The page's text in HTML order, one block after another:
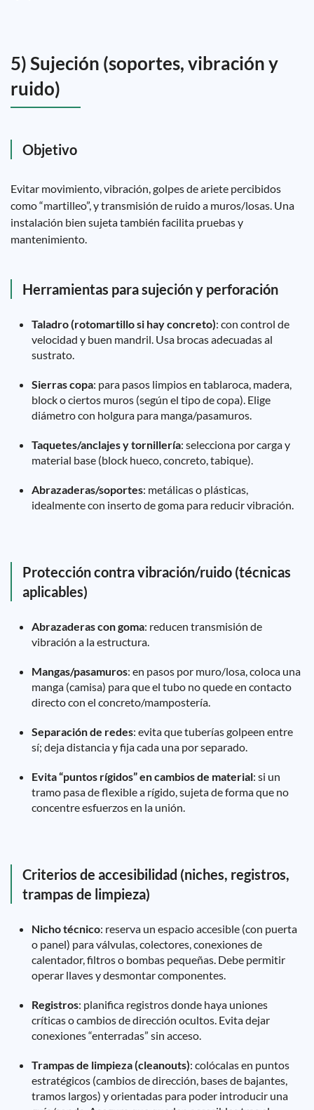
5) Sujeción (soportes, vibración y
ruido)
Objetivo
Evitar movimiento, vibración, golpes de ariete percibidos
como “martilleo”, y transmisión de ruido a muros/losas. Una
instalación bien sujeta también facilita pruebas y
mantenimiento.
Herramientas para sujeción y perforación
Taladro (rotomartillo si hay concreto): con control de
velocidad y buen mandril. Usa brocas adecuadas al
sustrato.
Sierras copa: para pasos limpios en tablaroca, madera,
block o ciertos muros (según el tipo de copa). Elige
diámetro con holgura para manga/pasamuros.
Taquetes/anclajes y tornillería: selecciona por carga y
material base (block hueco, concreto, tabique).
Abrazaderas/soportes: metálicas o plásticas,
idealmente con inserto de goma para reducir vibración.
Protección contra vibración/ruido (técnicas
aplicables)
Abrazaderas con goma: reducen transmisión de
vibración a la estructura.
Mangas/pasamuros: en pasos por muro/losa, coloca una
manga (camisa) para que el tubo no quede en contacto
directo con el concreto/mampostería.
Separación de redes: evita que tuberías golpeen entre
sí; deja distancia y fija cada una por separado.
Evita “puntos rígidos” en cambios de material: si un
tramo pasa de flexible a rígido, sujeta de forma que no
concentre esfuerzos en la unión.
Criterios de accesibilidad (niches, registros,
trampas de limpieza)
Nicho técnico: reserva un espacio accesible (con puerta
o panel) para válvulas, colectores, conexiones de
calentador, filtros o bombas pequeñas. Debe permitir
operar llaves y desmontar componentes.
Registros: planifica registros donde haya uniones
críticas o cambios de dirección ocultos. Evita dejar
conexiones “enterradas” sin acceso.
Trampas de limpieza (cleanouts): colócalas en puntos
estratégicos (cambios de dirección, bases de bajantes,
tramos largos) y orientadas para poder introducir una